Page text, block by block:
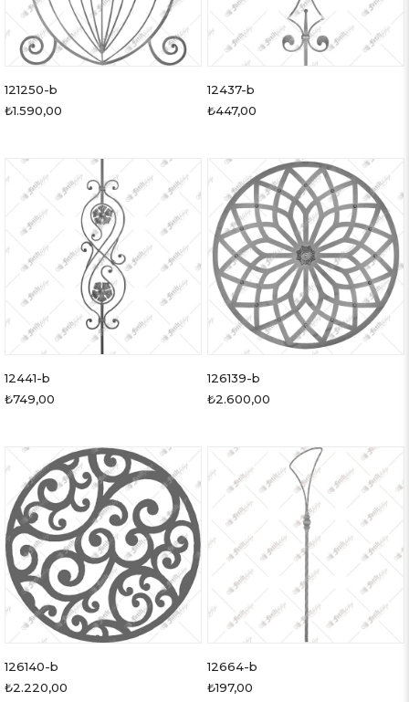
121250-b
₺1.590,00
12437-b
₺447,00
12441-b
₺749,00
126139-b
₺2.600,00
126140-b
₺2.220,00
12664-b
₺197,00